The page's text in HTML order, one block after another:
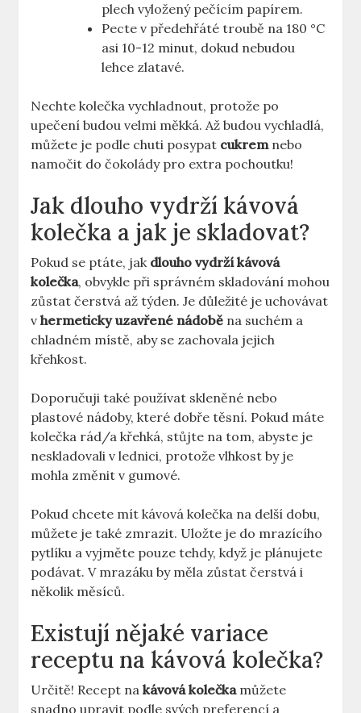
plech vyložený pečícím papírem.
Pecte v předehřáté troubě na 180 °C
asi 10-12 minut, dokud nebudou
lehce zlatavé.
Nechte kolečka vychladnout, protože po
upečení budou velmi měkká. Až budou vychladlá,
můžete je podle chuti posypat cukremnebo
namočit do čokolády pro extra pochoutku!
Jak dlouho vydrží kávová
kolečka a jak je skladovat?
Pokud se ptáte, jak dlouho vydrží kávová
kolečka, obvykle při správném skladování mohou
zůstat čerstvá až týden. Je důležité je uchovávat
vhermeticky uzavřené nádobě na suchém a
chladném místě, aby se zachovala jejich
křehkost.
Doporučuji také používat skleněné nebo
plastové nádoby, které dobře těsní. Pokud máte
kolečka rád/a křehká, stůjte na tom, abyste je
neskladovali v lednici, protože vlhkost by je
mohla změnit v gumové.
Pokud chcete mít kávová kolečka na delší dobu,
můžete je také zmrazit. Uložte je do mrazícího
pytlíku a vyjměte pouze tehdy, když je plánujete
podávat. V mrazáku by měla zůstat čerstvá i
několik měsíců.
Existují nějaké variace
receptu na kávová kolečka?
Určitě! Recept nakávová kolečkamůžete
snadno upravit podle svých preferencí a